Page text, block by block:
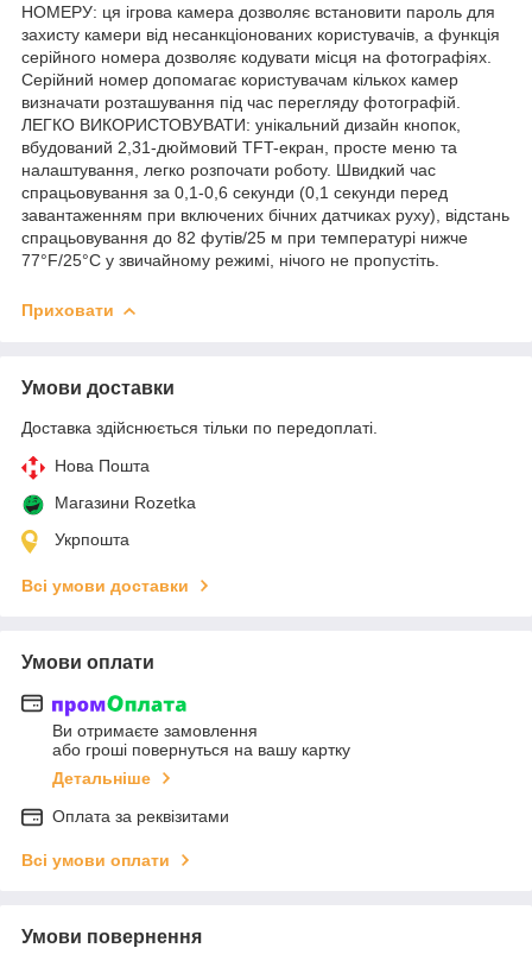
НОМЕРУ: ця ігрова камера дозволяє встановити пароль для
захисту камери від несанкціонованих користувачів, а функція
серійного номера дозволяє кодувати місця на фотографіях.
Серійний номер допомагає користувачам кількох камер
визначати розташування під час перегляду фотографій.
ЛЕГКО ВИКОРИСТОВУВАТИ: унікальний дизайн кнопок,
вбудований 2,31-дюймовий TFT-екран, просте меню та
налаштування, легко розпочати роботу. Швидкий час
спрацьовування за 0,1-0,6 секунди (0,1 секунди перед
завантаженням при включених бічних датчиках руху), відстань
спрацьовування до 82 футів/25 м при температурі нижче
77°F/25°C у звичайному режимі, нічого не пропустіть.
Приховати
Умови доставки
Доставка здійснюється тільки по передоплаті.
Нова Пошта
Магазини Rozetka
Укрпошта
Всі умови доставки
Умови оплати
Ви отримаєте замовлення
або гроші повернуться на вашу картку
Детальніше
Оплата за реквізитами
Всі умови оплати
Умови повернення